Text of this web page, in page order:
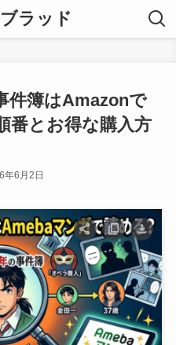
ラッド
件簿はAmazonで
番とお得な購入方
年6月2日